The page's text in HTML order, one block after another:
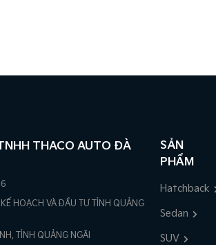
THACO AUTO ĐÀ
HOẠCH VÀ ĐẦU TƯ TỈNH QUẢNG
TỈNH QUẢNG NGÃI
SẢN
PHẨM
Hatchback
Sedan
SUV